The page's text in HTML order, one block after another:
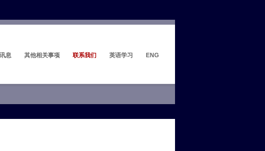
息 其他相关事项 联系我们 英语学习 ENG